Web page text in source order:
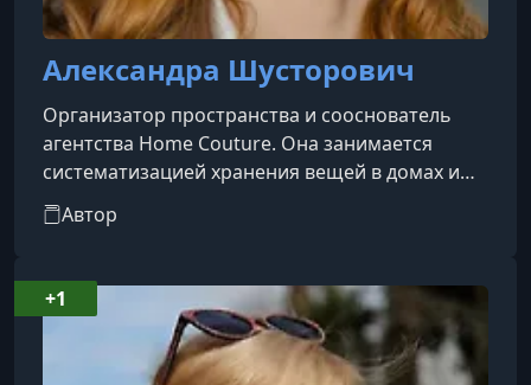
Александра Шусторович
Организатор пространства и сооснователь
агентства Home Couture. Она занимается
систематизацией хранения вещей в домах и
квартирах, помогает организовать
пространство при переездах и выступает
звёзды шоу-бизнеса, а также крупные
публичные проекты. Член Ассоциации
русскоговорящих организаторов
пространства, эксперт первого канала.
Автор
+1